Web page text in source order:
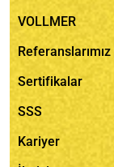
VOLLMER
Referanslarımız
Sertifikalar
SSS
Kariyer